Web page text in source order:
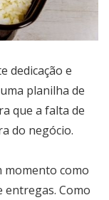
dedicação e
planilha de
que a falta de
do negócio.
momento como
entregas. Como